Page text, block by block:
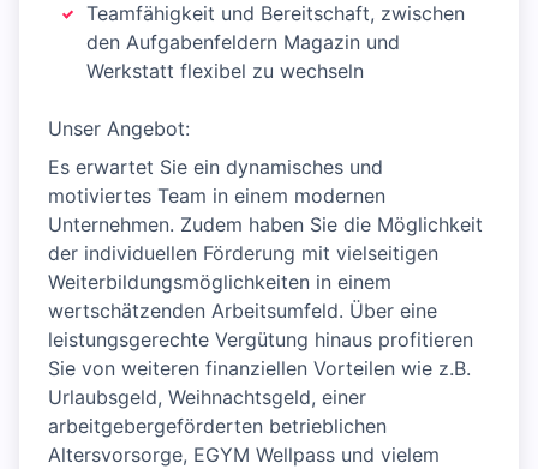
Teamfähigkeit und Bereitschaft, zwischen
den Aufgabenfeldern Magazin und
Werkstatt flexibel zu wechseln
Unser Angebot:
Es erwartet Sie ein dynamisches und
motiviertes Team in einem modernen
Unternehmen. Zudem haben Sie die Möglichkeit
der individuellen Förderung mit vielseitigen
Weiterbildungsmöglichkeiten in einem
wertschätzenden Arbeitsumfeld. Über eine
leistungsgerechte Vergütung hinaus profitieren
Sie von weiteren finanziellen Vorteilen wie z.B.
Urlaubsgeld, Weihnachtsgeld, einer
arbeitgebergeförderten betrieblichen
Altersvorsorge, EGYM Wellpass und vielem